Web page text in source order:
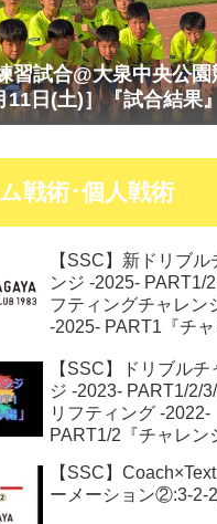
習試合@大泉中央公園
11日(土)］『試合結果』
ポート』『試合動画
戦術･個人戦術
【SSC】新ドリブル
ンジ -2025-
フティングチャレン
-2025- PART1『チ
画』
【SSC】ドリブルチ
ジ -2023- PART1/2/
リフティング -2022-
PART1/2『チャレン
【SSC】
ーメーション②:3-2-2